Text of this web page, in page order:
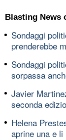
Blasting News
Sondaggi
prenderebbe
Sondaggi
sorpassa
Javier
seconda
Helena
aprine una e